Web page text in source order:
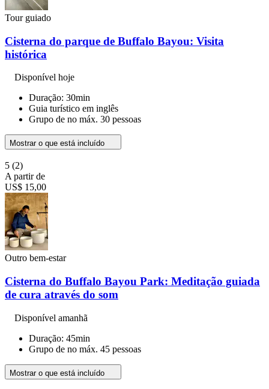
Tour guiado
Cisterna do parque de Buffalo Bayou: Visita
histórica
Disponível hoje
Duração: 30min
Guia turístico em inglês
Grupo de no máx. 30 pessoas
Mostrar o que está incluído
5 (2)
A partir de
US$ 15,00
Outro bem-estar
Cisterna do Buffalo Bayou Park: Meditação guiada
de cura através do som
Disponível amanhã
Duração: 45min
Grupo de no máx. 45 pessoas
Mostrar o que está incluído